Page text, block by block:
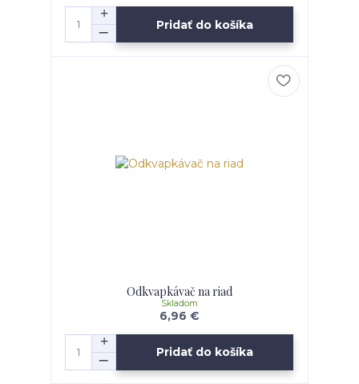
Pridať do košíka
Odkvapkávač na riad
6,96 €
Skladom
Pridať do košíka